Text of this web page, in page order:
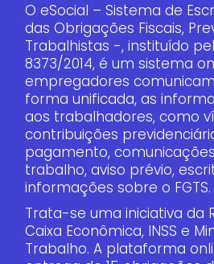
O eSocial – Sistema de
das Obrigações Fiscais,
Trabalhistas -, instituído
8373/2014, é um sistema
empregadores
forma unificada, as
aos trabalhadores, como
contribuições
pagamento,
trabalho, aviso prévio,
informações sobre o FGTS.
Trata-se uma iniciativa da
Caixa Econômica, INSS e
Trabalho. A plataforma